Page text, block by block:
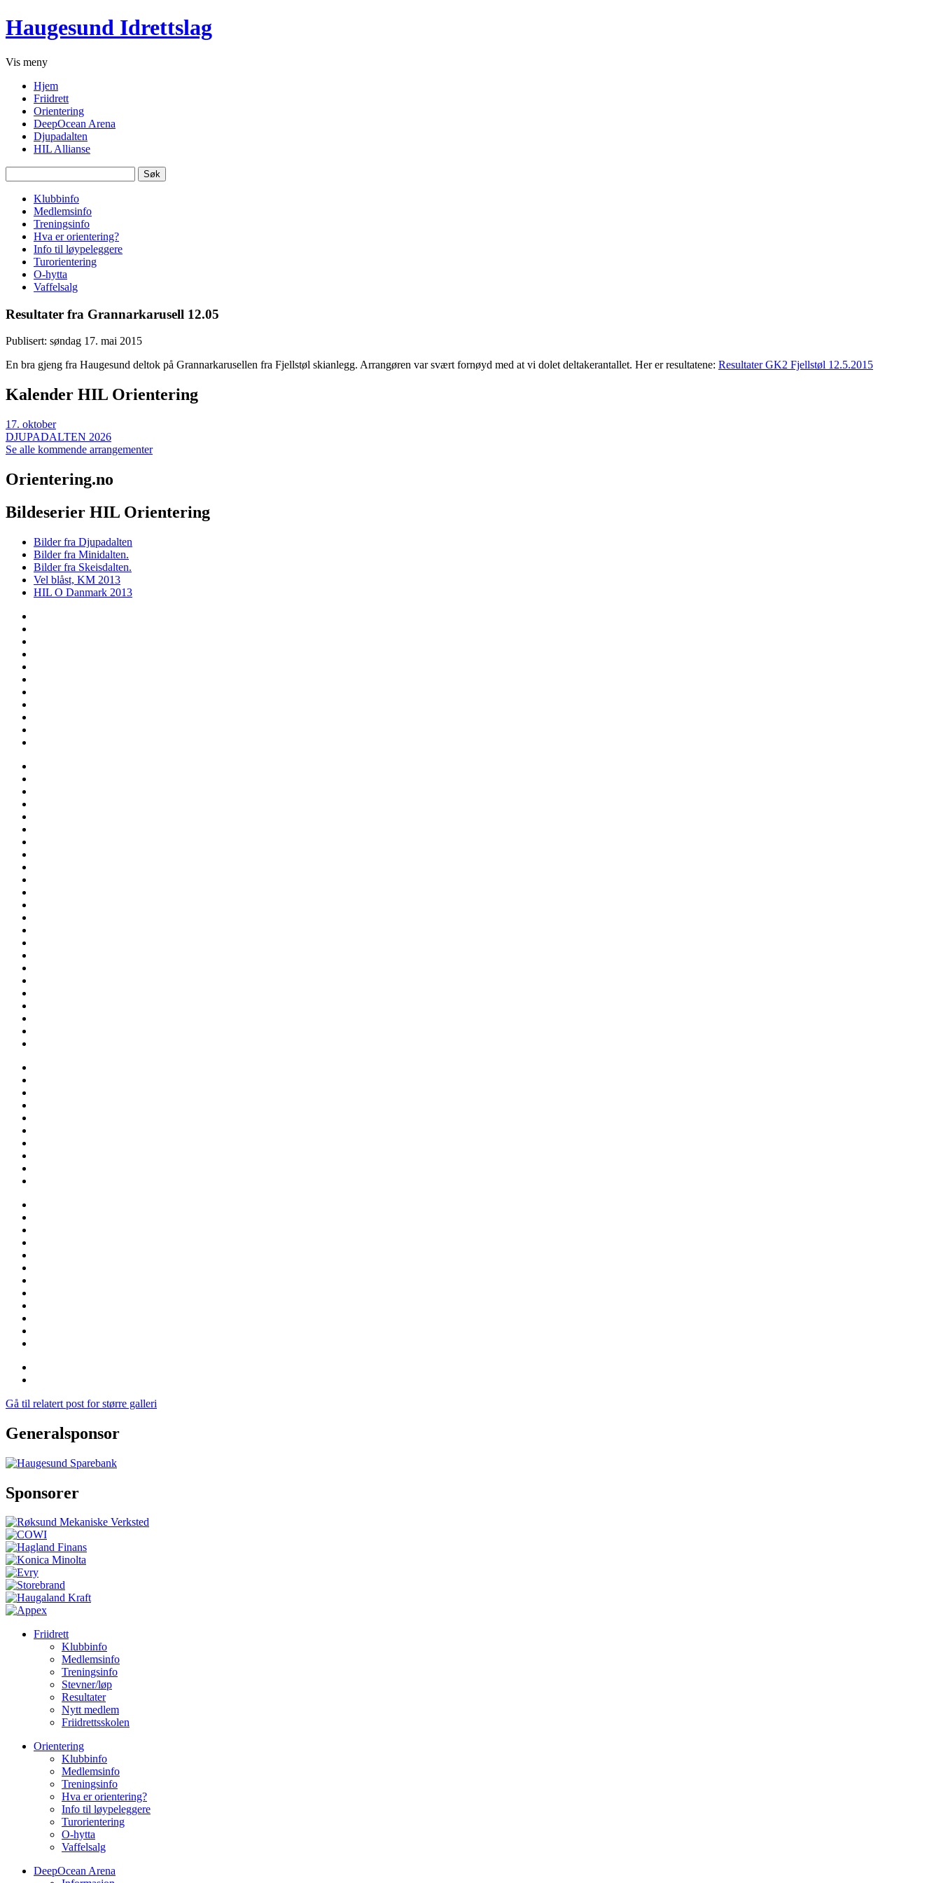
Haugesund Idrettslag
Vis meny
Hjem
Friidrett
Orientering
DeepOcean Arena
Djupadalten
HIL Allianse
etter:
Klubbinfo
Medlemsinfo
Treningsinfo
Hva er orientering?
Info til løypeleggere
Turorientering
O-hytta
Vaffelsalg
Resultater fra Grannarkarusell 12.05
Publisert: søndag 17. mai 2015
En bra gjeng fra Haugesund deltok på Grannarkarusellen fra Fjellstøl skianlegg. Arrangøren var svært fornøyd med at vi dolet deltakerantallet. Her er resultatene: Resultater GK2 Fjellstøl 12.5.2015
Kalender HIL Orientering
17. oktober
DJUPADALTEN 2026
Se alle kommende arrangementer
Orientering.no
Bildeserier HIL Orientering
Bilder fra Djupadalten
Bilder fra Minidalten.
Bilder fra Skeisdalten.
Vel blåst, KM 2013
HIL O Danmark 2013
Gå til relatert post for større galleri
Generalsponsor
Sponsorer
Friidrett
Klubbinfo
Medlemsinfo
Treningsinfo
Stevner/løp
Resultater
Nytt medlem
Friidrettsskolen
Orientering
Klubbinfo
Medlemsinfo
Treningsinfo
Hva er orientering?
Info til løypeleggere
Turorientering
O-hytta
Vaffelsalg
DeepOcean Arena